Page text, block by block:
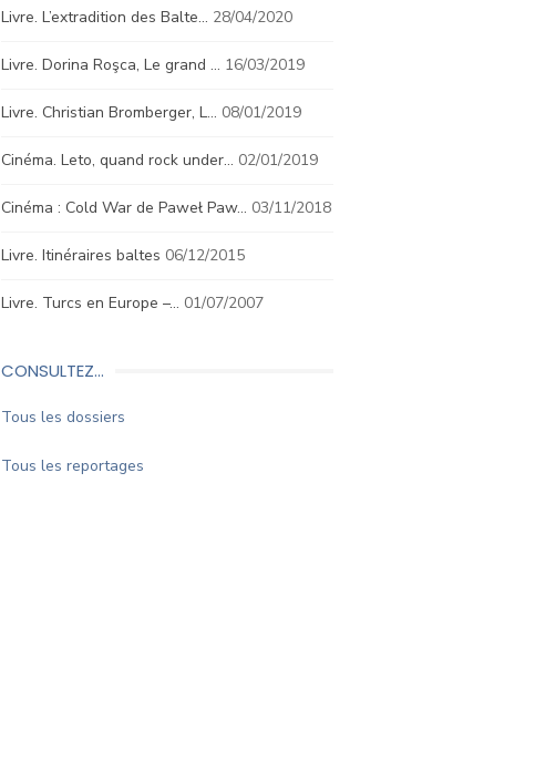
Livre. L’extradition des Balte… 28/04/2020
Livre. Dorina Roşca, Le grand … 16/03/2019
Livre. Christian Bromberger, L… 08/01/2019
Cinéma. Leto, quand rock under… 02/01/2019
Cinéma : Cold War de Paweł Paw… 03/11/2018
Livre. Itinéraires baltes 06/12/2015
Livre. Turcs en Europe –… 01/07/2007
CONSULTEZ…
Tous les dossiers
Tous les reportages